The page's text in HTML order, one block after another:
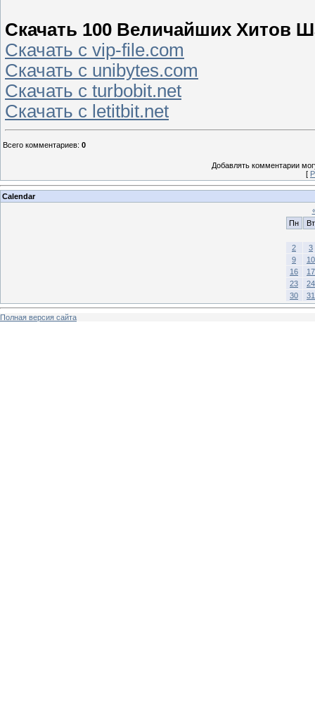
Скачать 100 Величайших Хитов
Скачать с vip-file.com
Скачать с unibytes.com
Скачать с turbobit.net
Скачать с letitbit.net
Всего комментариев: 0
Добавлять комментарии
[
Calendar
Пн
Вт
2
3
9
10
16
17
23
24
30
31
Полная версия сайта